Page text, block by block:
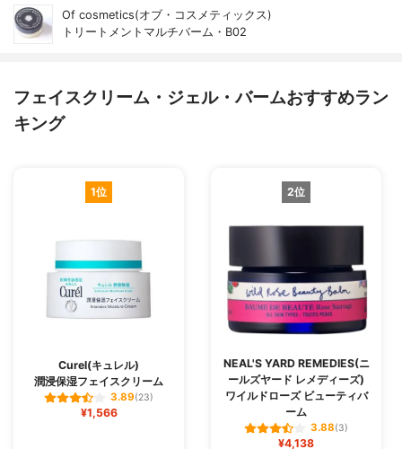
Of cosmetics(オブ・コスメティックス)
トリートメントマルチバーム・B02
フェイスクリーム・ジェル・バームおすすめラン
キング
1位
Curel(キュレル)
潤浸保湿フェイスクリーム
3.89(23)
¥1,566
2位
NEAL'S YARD REMEDIES(ニ
ールズヤード レメディーズ)
ワイルドローズ ビューティバ
ーム
3.88(3)
¥4,138